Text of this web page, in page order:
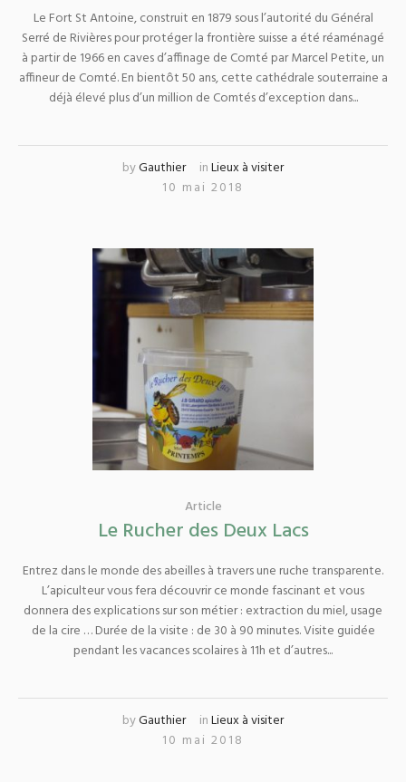
Le Fort St Antoine, construit en 1879 sous l’autorité du Général
Serré de Rivières pour protéger la frontière suisse a été réaménagé
à partir de 1966 en caves d’affinage de Comté par Marcel Petite, un
affineur de Comté. En bientôt 50 ans, cette cathédrale souterraine a
déjà élevé plus d’un million de Comtés d’exception dans...
byGauthier inLieux à visiter
10 mai 2018
Article
Le Rucher des Deux Lacs
Entrez dans le monde des abeilles à travers une ruche transparente.
L’apiculteur vous fera découvrir ce monde fascinant et vous
donnera des explications sur son métier : extraction du miel, usage
de la cire … Durée de la visite : de 30 à 90 minutes. Visite guidée
pendant les vacances scolaires à 11h et d’autres...
byGauthier inLieux à visiter
10 mai 2018